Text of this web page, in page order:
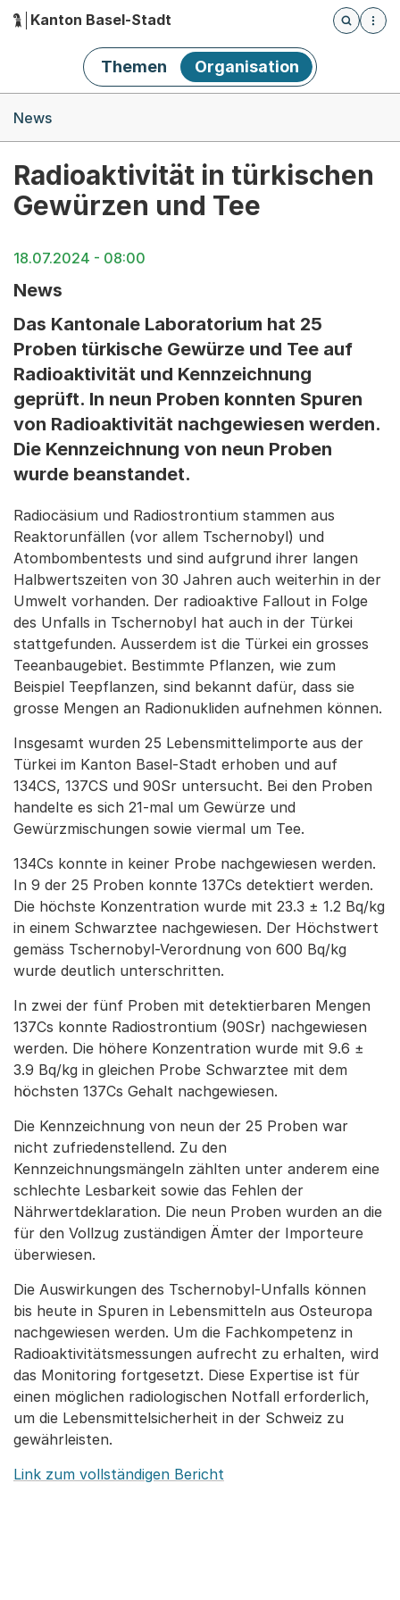
Hauptnavigation
Kanton Basel-Stadt
Öffnet
Themen Organisation
News
Radioaktivität in türkischen
Gewürzen und Tee
18.07.2024 - 08:00
News
Das Kantonale Laboratorium hat 25
Proben türkische Gewürze und Tee auf
Radioaktivität und Kennzeichnung
geprüft. In neun Proben konnten Spuren
von Radioaktivität nachgewiesen werden.
Die Kennzeichnung von neun Proben
wurde beanstandet.
Radiocäsium und Radiostrontium stammen aus
Reaktorunfällen (vor allem Tschernobyl) und
Atombombentests und sind aufgrund ihrer langen
Halbwertszeiten von 30 Jahren auch weiterhin in der
Umwelt vorhanden. Der radioaktive Fallout in Folge
des Unfalls in Tschernobyl hat auch in der Türkei
stattgefunden. Ausserdem ist die Türkei ein grosses
Teeanbaugebiet. Bestimmte Pflanzen, wie zum
Beispiel Teepflanzen, sind bekannt dafür, dass sie
grosse Mengen an Radionukliden aufnehmen können.
Insgesamt wurden 25 Lebensmittelimporte aus der
Türkei im Kanton Basel-Stadt erhoben und auf
134CS, 137CS und 90Sr untersucht. Bei den Proben
handelte es sich 21-mal um Gewürze und
Gewürzmischungen sowie viermal um Tee.
134Cs konnte in keiner Probe nachgewiesen werden.
In 9 der 25 Proben konnte 137Cs detektiert werden.
Die höchste Konzentration wurde mit 23.3 ± 1.2 Bq/kg
in einem Schwarztee nachgewiesen. Der Höchstwert
gemäss Tschernobyl-Verordnung von 600 Bq/kg
wurde deutlich unterschritten.
In zwei der fünf Proben mit detektierbaren Mengen
137Cs konnte Radiostrontium (90Sr) nachgewiesen
werden. Die höhere Konzentration wurde mit 9.6 ±
3.9 Bq/kg in gleichen Probe Schwarztee mit dem
höchsten 137Cs Gehalt nachgewiesen.
Die Kennzeichnung von neun der 25 Proben war
nicht zufriedenstellend. Zu den
Kennzeichnungsmängeln zählten unter anderem eine
schlechte Lesbarkeit sowie das Fehlen der
Nährwertdeklaration. Die neun Proben wurden an die
für den Vollzug zuständigen Ämter der Importeure
überwiesen.
Die Auswirkungen des Tschernobyl-Unfalls können
bis heute in Spuren in Lebensmitteln aus Osteuropa
nachgewiesen werden. Um die Fachkompetenz in
Radioaktivitätsmessungen aufrecht zu erhalten, wird
das Monitoring fortgesetzt. Diese Expertise ist für
einen möglichen radiologischen Notfall erforderlich,
um die Lebensmittelsicherheit in der Schweiz zu
gewährleisten.
Link zum vollständigen Bericht